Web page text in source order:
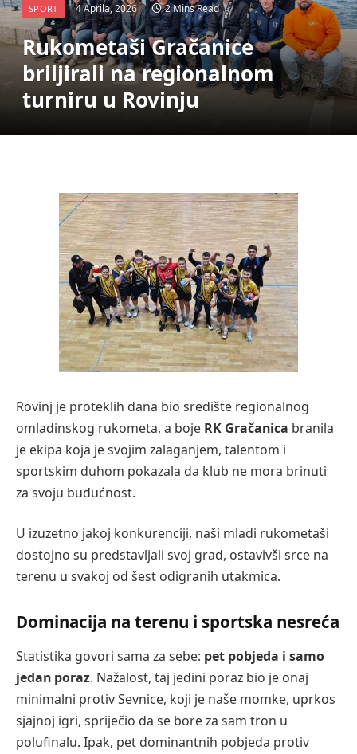
SPORT 4 Aprila, 2026 2 Mins Read
Rukometaši Gračanice
briljirali na regionalnom
turniru u Rovinju
Rovinj je proteklih dana bio središte regionalnog
omladinskog rukometa, a boje RK Gračanica branila
je ekipa koja je svojim zalaganjem, talentom i
sportskim duhom pokazala da klub ne mora brinuti
za svoju budućnost.
U izuzetno jakoj konkurenciji, naši mladi rukometaši
dostojno su predstavljali svoj grad, ostavivši srce na
terenu u svakoj od šest odigranih utakmica.
Dominacija na terenu i sportska nesreća
Statistika govori sama za sebe: pet pobjeda i samo
jedan poraz. Nažalost, taj jedini poraz bio je onaj
minimalni protiv Sevnice, koji je naše momke, uprkos
sjajnoj igri, spriječio da se bore za sam tron u
polufinalu. Ipak, pet dominantnih pobjeda protiv